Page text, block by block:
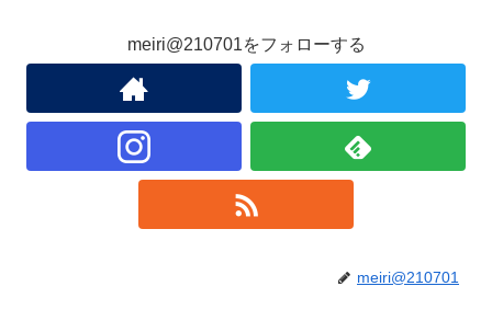
meiri@210701をフォローする
meiri@210701